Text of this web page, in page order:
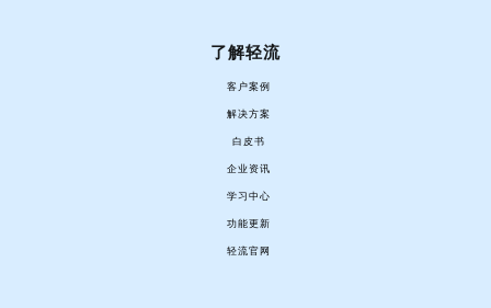
了解轻流
客户案例
解决方案
白皮书
企业资讯
学习中心
功能更新
轻流官网